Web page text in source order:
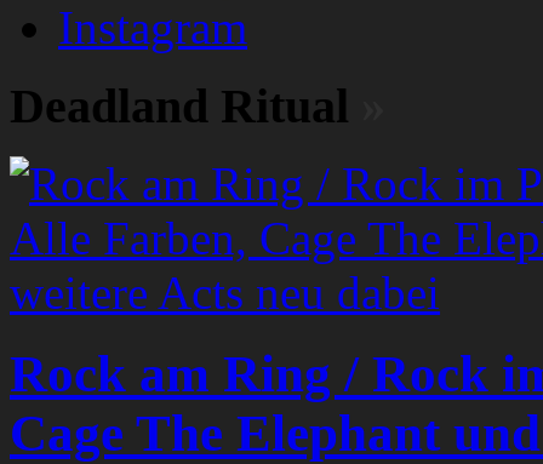
Instagram
Deadland Ritual
Rock am Ring / Rock
Cage The Elephant